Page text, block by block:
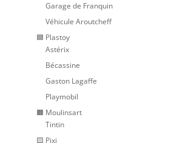
Garage de Franquin
Véhicule Aroutcheff
🟦 Plastoy
Astérix
Bécassine
Gaston Lagaffe
Playmobil
🟧 Moulinsart
Tintin
🟨 Pixi